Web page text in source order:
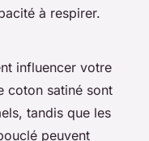
à respirer.
influencer votre
coton satiné sont
tandis que les
peuvent